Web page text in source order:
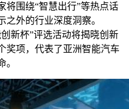
将围绕“智慧出行”等热点话
之外的行业深度洞察。
新杯”评选活动将揭晓创新
奖项，代表了亚洲智能汽车
。